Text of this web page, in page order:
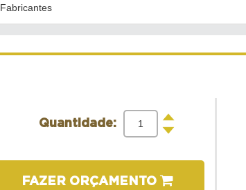
Fabricantes
Quantidade:
+
-
FAZER ORÇAMENTO